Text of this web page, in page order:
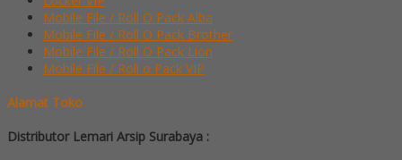
Mobile File / Roll O Pack Alba
Mobile File / Roll O Pack Brother
Mobile File / Roll O Pack Lion
Mobile File / Roll o Pack VIP
Alamat Toko
Distributor Lemari Arsip Surabaya :